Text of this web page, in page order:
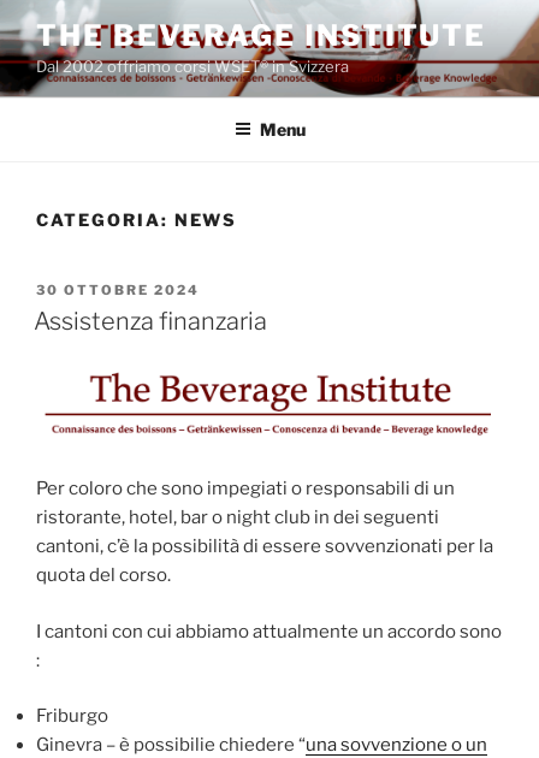
Salta
al
contenuto
THE BEVERAGE INSTITUTE
Dal 2002 offriamo corsi WSET® in Svizzera
Menu
CATEGORIA: NEWS
PUBBLICATO
IL
30 OTTOBRE 2024
Assistenza finanzaria
Per coloro che sono impegiati o responsabili di un
ristorante, hotel, bar o night club in dei seguenti
cantoni, c’è la possibilità di essere sovvenzionati per la
quota del corso.
I cantoni con cui abbiamo attualmente un accordo sono
:
Friburgo
Ginevra – è possibilie chiedere “una sovvenzione o un